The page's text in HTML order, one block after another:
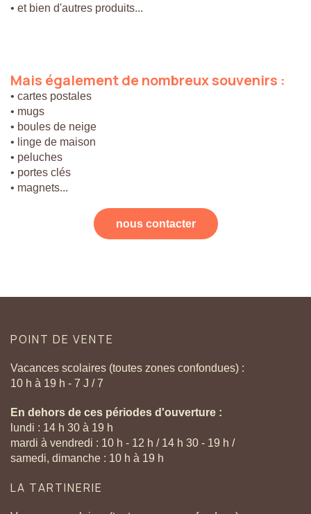
• et bien d'autres produits...
Mais égalementdenombreuxsouvenirs :
• cartes postales
• mugs
• boules de neige
• linge de maison
• peluches
• portes clés
• magnets...
nous contacter
POINT DE VENTE
Vacances scolaires (toutes zones confondues) :
10 h à 19 h - 7 J / 7
En dehors de ces périodes d'ouverture :
lundi : 14 h 30 à 19 h
mardi à vendredi : 10 h - 12 h / 14 h 30 - 19 h /
samedi, dimanche : 10 h à 19 h
LA TARTINERIE